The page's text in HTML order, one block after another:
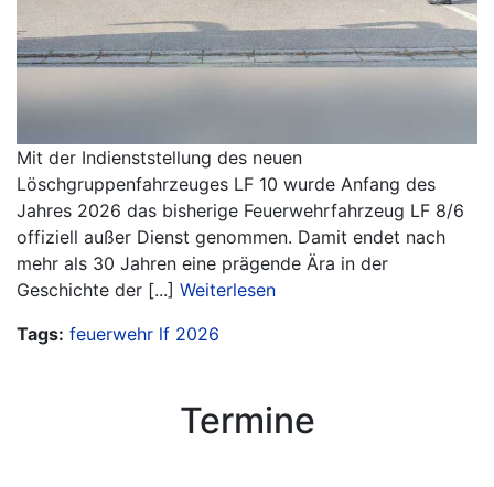
Mit der Indienststellung des neuen
Löschgruppenfahrzeuges LF 10 wurde Anfang des
Jahres 2026 das bisherige Feuerwehrfahrzeug LF 8/6
offiziell außer Dienst genommen. Damit endet nach
mehr als 30 Jahren eine prägende Ära in der
Geschichte der [...] Weiterlesen
Tags: feuerwehr lf 2026
Termine